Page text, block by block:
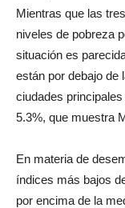
Mientras que las
niveles de pobreza
situación es
están por debajo de
ciudades
5.3%, que muestra
En materia de
índices más bajos
por encima de la